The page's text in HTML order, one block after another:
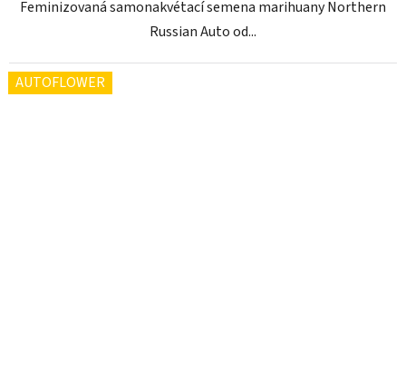
Feminizovaná samonakvétací semena marihuany Northern
Russian Auto od...
AUTOFLOWER